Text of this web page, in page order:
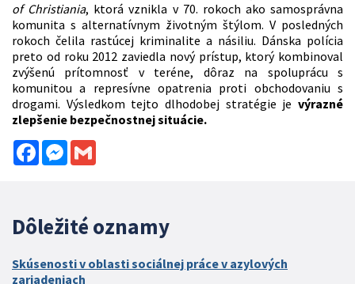
of Christiania, ktorá vznikla v 70. rokoch ako samosprávna
komunita s alternatívnym životným štýlom. V posledných
rokoch čelila rastúcej kriminalite a násiliu. Dánska polícia
preto od roku 2012 zaviedla nový prístup, ktorý kombinoval
zvýšenú prítomnosť v teréne, dôraz na spoluprácu s
komunitou a represívne opatrenia proti obchodovaniu s
drogami. Výsledkom tejto dlhodobej stratégie je výrazné
zlepšenie bezpečnostnej situácie.
FacebookMessenger
Dôležité oznamy
Skúsenosti v oblasti sociálnej práce v azylových
zariadeniach